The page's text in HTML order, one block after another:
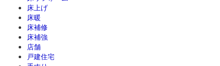
床上げ
床暖
床補修
床補強
店舗
戸建住宅